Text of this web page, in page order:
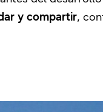
y compartir,